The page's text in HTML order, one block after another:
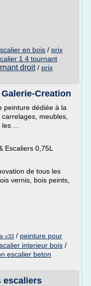
en bois / prix
1 4 tournant
droit/ prix
Galerie-Creation
peinture dédiée à la
meubles,
...
Escaliers 0,75L
de tous les
vernis, bois peints,
v33 / peinture pour
interieur bois /
escalier beton
escaliers